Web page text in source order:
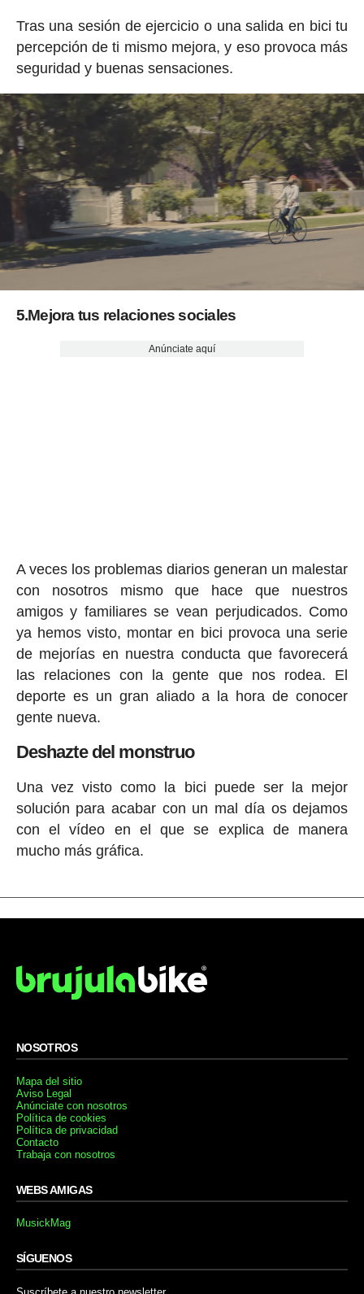
Tras una sesión de ejercicio o una salida en bici tu
percepción de ti mismo mejora, y eso provoca más
seguridad y buenas sensaciones.
5.Mejora tus relaciones sociales
Anúnciate aquí
A veces los problemas diarios generan un malestar
con nosotros mismo que hace que nuestros
amigos y familiares se vean perjudicados. Como
ya hemos visto, montar en bici provoca una serie
de mejorías en nuestra conducta que favorecerá
las relaciones con la gente que nos rodea. El
deporte es un gran aliado a la hora de conocer
gente nueva.
Deshazte del monstruo
Una vez visto como la bici puede ser la mejor
solución para acabar con un mal día os dejamos
con el vídeo en el que se explica de manera
mucho más gráfica.
NOSOTROS
Mapa del sitio
Aviso Legal
Anúnciate con nosotros
Política de cookies
Política de privacidad
Contacto
Trabaja con nosotros
WEBS AMIGAS
MusickMag
SÍGUENOS